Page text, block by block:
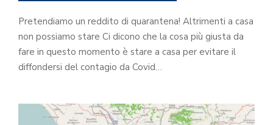
Pretendiamo un reddito di quarantena! Altrimenti a casa
non possiamo stare Ci dicono che la cosa più giusta da
fare in questo momento è stare a casa per evitare il
diffondersi del contagio da Covid…